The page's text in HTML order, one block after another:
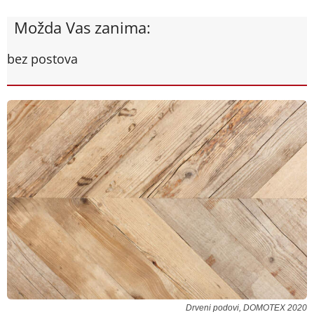
Možda Vas zanima:
bez postova
Drveni podovi, DOMOTEX 2020